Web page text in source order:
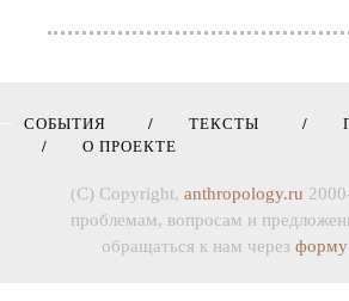
СОБЫТИЯ ТЕКСТЫ
О ПРОЕКТЕ
(C) Copyright, anthropology.ru
проблемам, вопросам и
обращаться к нам через форму